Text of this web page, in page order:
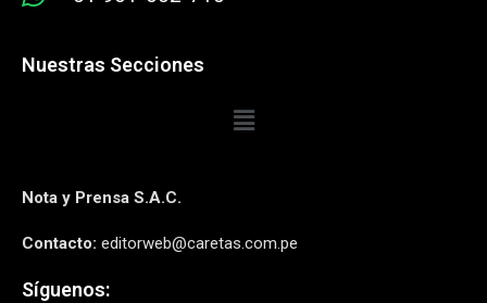
Nuestras Secciones
Nota y Prensa S.A.C.
Contacto: editorweb@caretas.com.pe
Síguenos: